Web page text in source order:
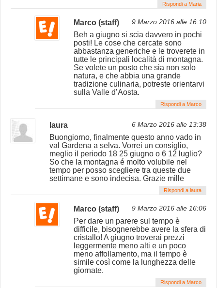
Rispondi a Maria
Marco (staff) 9 Marzo 2016 alle 16:10
Beh a giugno si scia davvero in pochi
posti! Le cose che cercate sono
abbastanza generiche e le troverete in
tutte le principali località di montagna.
Se volete un posto che sia non solo
natura, e che abbia una grande
tradizione culinaria, potreste orientarvi
sulla Valle d’Aosta.
Rispondi a Marco
laura 6 Marzo 2016 alle 13:38
Buongiorno, finalmente questo anno vado in
val Gardena a selva. Vorrei un consiglio,
meglio il periodo 18 25 giugno o 6 12 luglio?
So che la montagna é molto volubile nel
tempo per posso scegliere tra queste due
settimane e sono indecisa. Grazie mille
Rispondi a laura
Marco (staff) 9 Marzo 2016 alle 16:06
Per dare un parere sul tempo è
difficile, bisognerebbe avere la sfera di
cristallo! A giugno troverai prezzi
leggermente meno alti e un poco
meno affollamento, ma il tempo è
simile così come la lunghezza delle
giornate.
Rispondi a Marco